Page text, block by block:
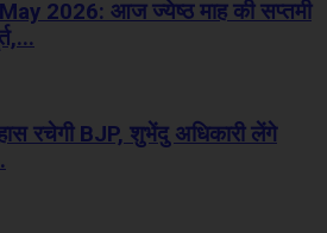
2026: आज ज्येष्ठ माह की सप्तमी
रचेगी BJP, शुभेंदु अधिकारी लेंगे